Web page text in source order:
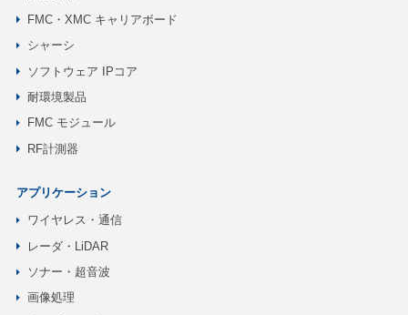
FMC・XMC キャリアボード
シャーシ
ソフトウェア IPコア
耐環境製品
FMC モジュール
RF計測器
アプリケーション
ワイヤレス・通信
レーダ・LiDAR
ソナー・超音波
画像処理